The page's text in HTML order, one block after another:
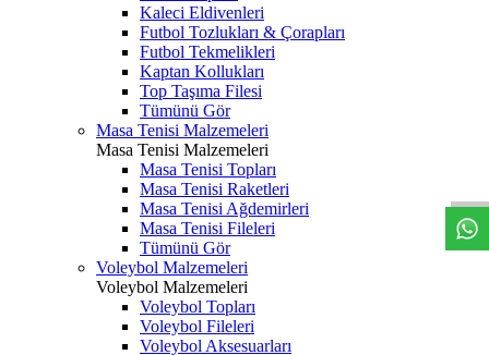
Kaleci Eldivenleri
Futbol Tozlukları & Çorapları
Futbol Tekmelikleri
Kaptan Kollukları
Top Taşıma Filesi
Tümünü Gör
Masa Tenisi Malzemeleri
Masa Tenisi Malzemeleri
Masa Tenisi Topları
Masa Tenisi Raketleri
Masa Tenisi Ağdemirleri
Masa Tenisi Fileleri
Tümünü Gör
Voleybol Malzemeleri
Voleybol Malzemeleri
Voleybol Topları
Voleybol Fileleri
Voleybol Aksesuarları